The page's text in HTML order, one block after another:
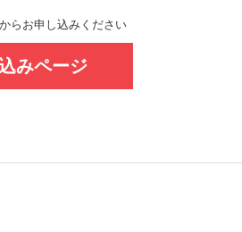
らお申し込みください
みページ